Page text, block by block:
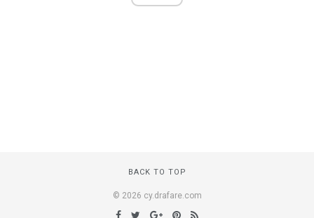
BACK TO TOP
© 2026 cy.drafare.com